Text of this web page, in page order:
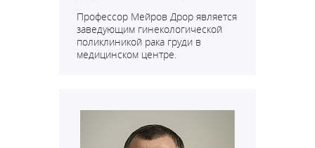
Профессор Мейров Дрор является
заведующим гинекологической
поликлиникой рака груди в
медицинском центре.